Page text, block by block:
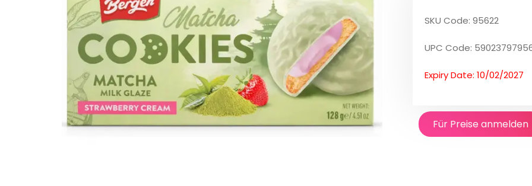
SKU Code: 95622
UPC Code:
Expiry Date: 10/02/2027
Für Preise anmelden